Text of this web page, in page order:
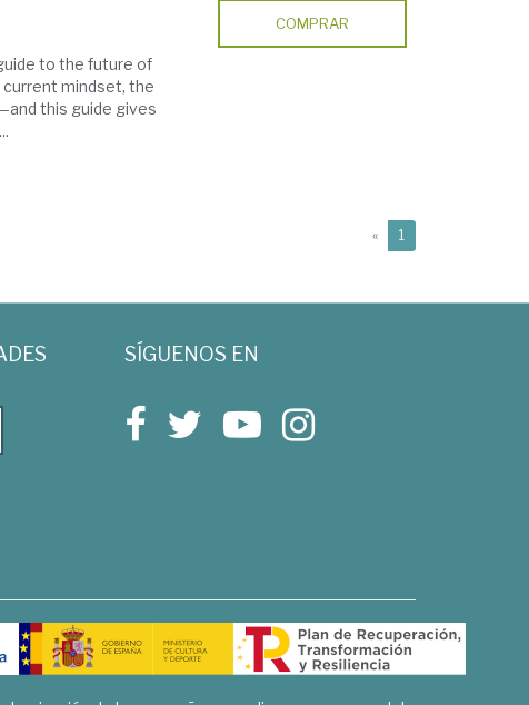
to the future of
mindset, the
this guide gives
COMPRAR
« 1
SÍGUENOS EN